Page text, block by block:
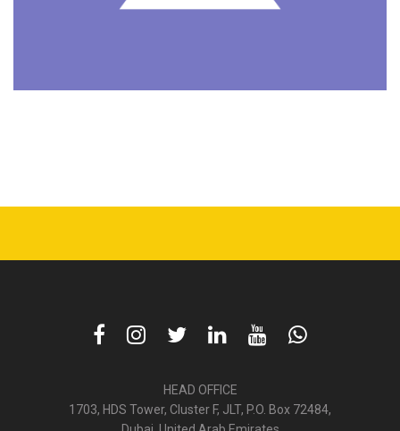
HEAD OFFICE
1703, HDS Tower, Cluster F, JLT, P.O. Box 72484,